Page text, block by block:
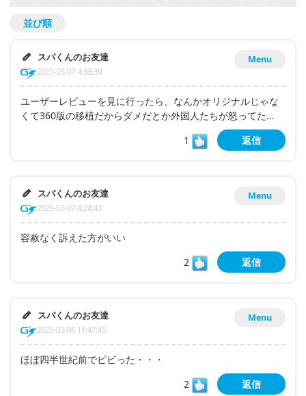
並び順
Menu
スパくんのお友達
2025-03-07 4:33:39
ユーザーレビューを見に行ったら、なんかオリジナルじゃな
くて360版の移植だからダメだとか外国人たちが怒ってた…
1
返信
Menu
スパくんのお友達
2025-03-07 4:24:43
容赦なく訴えた方がいい
2
返信
Menu
スパくんのお友達
2025-03-06 11:47:45
ほぼ四半世紀前でビビった・・・
2
返信